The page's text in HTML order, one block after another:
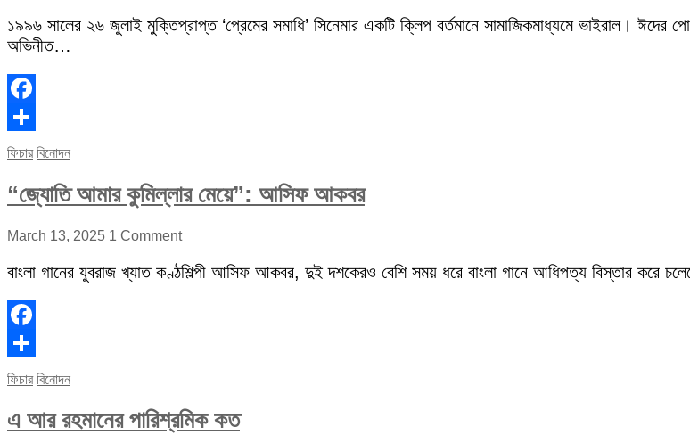
১৯৯৬ সালের ২৬ জুলাই মুক্তিপ্রাপ্ত ‘প্রেমের সমাধি’ সিনেমার একটি ক্লিপ বর্তমানে সামাজিকমাধ্যমে ভাইরাল। ঈদের
অভিনীত…
Facebook
Share
ফিচার বিনোদন
“জ্যোতি আমার কুমিল্লার মেয়ে”: আসিফ আকবর
March 13, 2025 1 Comment
বাংলা গানের যুবরাজ খ্যাত কণ্ঠশিল্পী আসিফ আকবর, দুই দশকেরও বেশি সময় ধরে বাংলা গানে আধিপত্য বিস্তার করে
Facebook
Share
ফিচার বিনোদন
এ আর রহমানের পারিশ্রমিক কত